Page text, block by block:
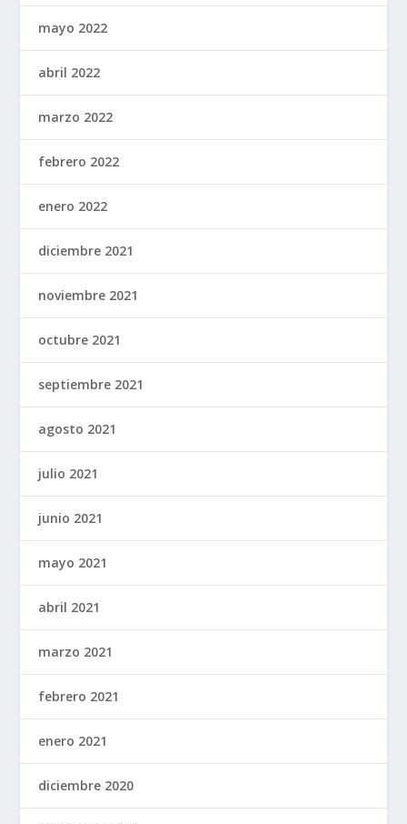
mayo 2022
abril 2022
marzo 2022
febrero 2022
enero 2022
diciembre 2021
noviembre 2021
octubre 2021
septiembre 2021
agosto 2021
julio 2021
junio 2021
mayo 2021
abril 2021
marzo 2021
febrero 2021
enero 2021
diciembre 2020